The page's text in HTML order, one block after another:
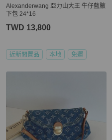
Alexanderwang 亞力山大王 牛仔藍腋
下包 24*16
TWD 13,800
近新閒置品 本地 免運